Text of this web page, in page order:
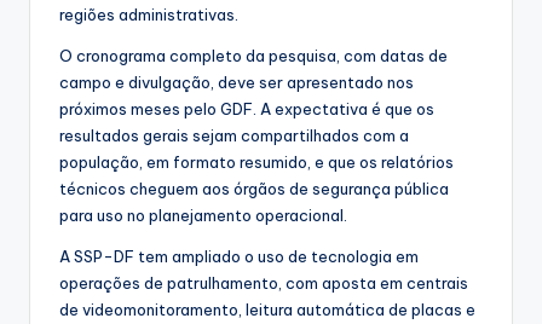
regiões administrativas.
O cronograma completo da pesquisa, com datas de
campo e divulgação, deve ser apresentado nos
próximos meses pelo GDF. A expectativa é que os
resultados gerais sejam compartilhados com a
população, em formato resumido, e que os relatórios
técnicos cheguem aos órgãos de segurança pública
para uso no planejamento operacional.
A SSP-DF tem ampliado o uso de tecnologia em
operações de patrulhamento, com aposta em centrais
de videomonitoramento, leitura automática de placas e